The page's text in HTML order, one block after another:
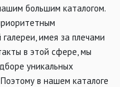
большим каталогом.
имея за плечами
в этой сфере, мы
уникальных
в нашем каталоге